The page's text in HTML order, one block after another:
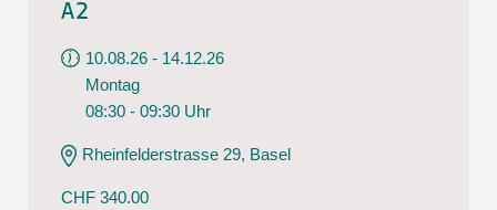
A2
10.08.26 - 14.12.26
Montag
08:30 - 09:30 Uhr
Rheinfelderstrasse 29, Basel
CHF 340.00